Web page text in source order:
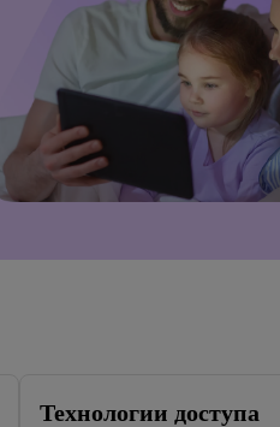
Технологии доступа